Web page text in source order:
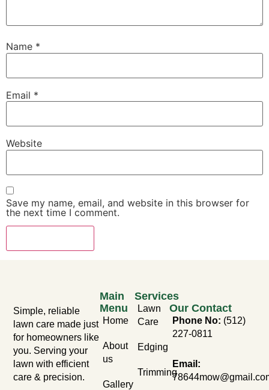
Name *
Email *
Website
Save my name, email, and website in this browser for
the next time I comment.
Simple, reliable
lawn care made just
for homeowners like
you. Serving your
lawn with efficient
care & precision.
Main
Menu
Home
About
us
Gallery
Services
Lawn
Care
Edging
Trimming
Our Contact
Phone No: (512)
227-0811
Email: